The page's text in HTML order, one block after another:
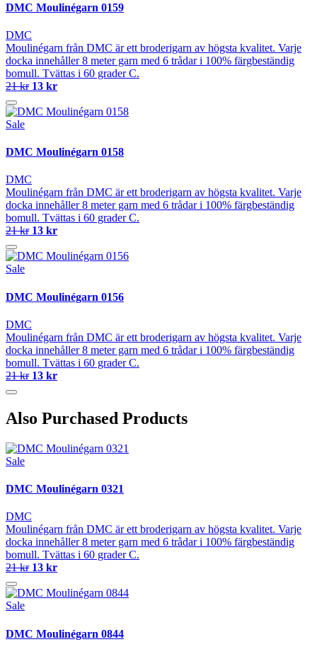
DMC Moulinégarn 0159
DMC
Moulinégarn från DMC är ett broderigarn av högsta kvalitet. Varje
docka innehåller 8 meter garn med 6 trådar i 100% färgbeständig
bomull. Tvättas i 60 grader C.
21 kr 13 kr
Sale
DMC Moulinégarn 0158
DMC
Moulinégarn från DMC är ett broderigarn av högsta kvalitet. Varje
docka innehåller 8 meter garn med 6 trådar i 100% färgbeständig
bomull. Tvättas i 60 grader C.
21 kr 13 kr
Sale
DMC Moulinégarn 0156
DMC
Moulinégarn från DMC är ett broderigarn av högsta kvalitet. Varje
docka innehåller 8 meter garn med 6 trådar i 100% färgbeständig
bomull. Tvättas i 60 grader C.
21 kr 13 kr
Also Purchased Products
Sale
DMC Moulinégarn 0321
DMC
Moulinégarn från DMC är ett broderigarn av högsta kvalitet. Varje
docka innehåller 8 meter garn med 6 trådar i 100% färgbeständig
bomull. Tvättas i 60 grader C.
21 kr 13 kr
Sale
DMC Moulinégarn 0844